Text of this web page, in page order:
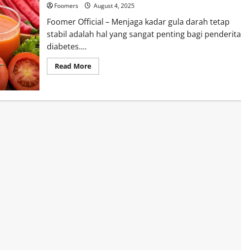
Foomers August 4, 2025
Foomer Official – Menjaga kadar gula darah tetap
stabil adalah hal yang sangat penting bagi penderita
diabetes....
Read MoreRead
more
Penurun